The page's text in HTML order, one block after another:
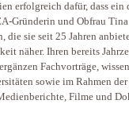
erfolgreich dafür, dass
Gründerin und Obfrau
die sie seit 25 Jahren
näher. Ihren bereits
Fachvorträge,
sowie im Rahmen
Filme und